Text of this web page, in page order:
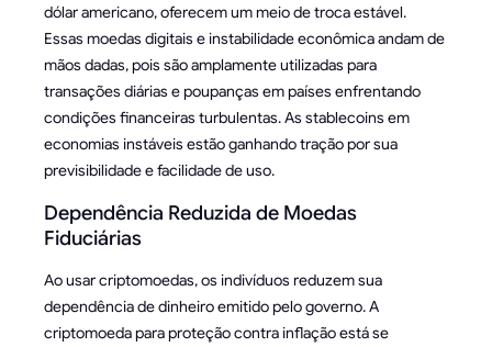
dólar americano, oferecem um meio de troca estável.
Essas moedas digitais e instabilidade econômica andam de
mãos dadas, pois são amplamente utilizadas para
transações diárias e poupanças em países enfrentando
condições financeiras turbulentas. As stablecoins em
economias instáveis estão ganhando tração por sua
previsibilidade e facilidade de uso.
Dependência Reduzida de Moedas
Fiduciárias
Ao usar criptomoedas, os indivíduos reduzem sua
dependência de dinheiro emitido pelo governo. A
criptomoeda para proteção contra inflação está se